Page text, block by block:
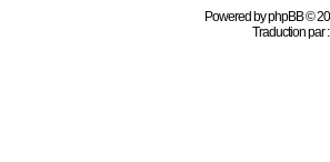
Powered byphpBB©
Traduction par :